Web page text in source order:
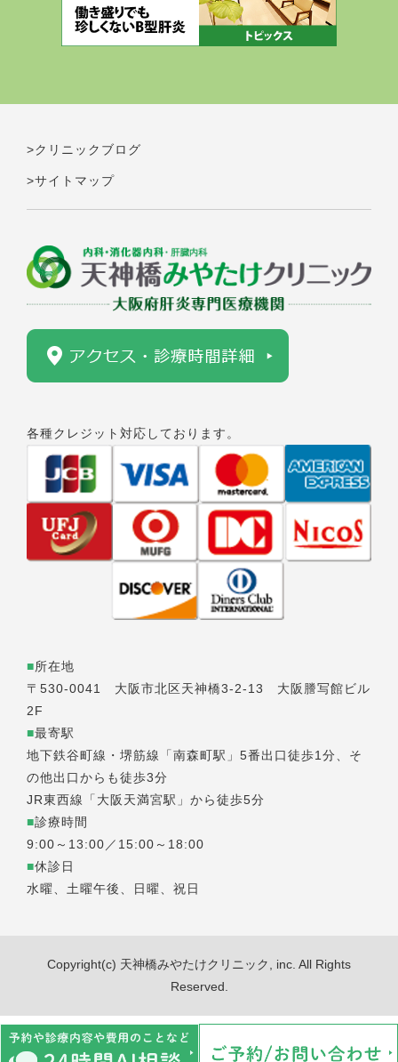
>クリニックブログ
>サイトマップ
各種クレジット対応しております。
■所在地
〒530-0041 大阪市北区天神橋3-2-13 大阪謄写館ビル
2F
■最寄駅
地下鉄谷町線・堺筋線「南森町駅」5番出口徒歩1分、そ
の他出口からも徒歩3分
JR東西線「大阪天満宮駅」から徒歩5分
■診療時間
9:00～13:00／15:00～18:00
■休診日
水曜、土曜午後、日曜、祝日
Copyright(c) 天神橋みやたけクリニック, inc. All Rights
Reserved.